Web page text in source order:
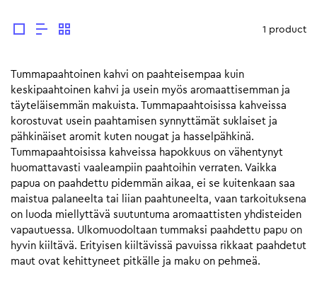
1 product
Tummapaahtoinen kahvi on paahteisempaa kuin
keskipaahtoinen kahvi ja usein myös aromaattisemman ja
täyteläisemmän makuista. Tummapaahtoisissa kahveissa
korostuvat usein paahtamisen synnyttämät suklaiset ja
pähkinäiset aromit kuten nougat ja hasselpähkinä.
Tummapaahtoisissa kahveissa hapokkuus on vähentynyt
huomattavasti vaaleampiin paahtoihin verraten. Vaikka
papua on paahdettu pidemmän aikaa, ei se kuitenkaan saa
maistua palaneelta tai liian paahtuneelta, vaan tarkoituksena
on luoda miellyttävä suutuntuma aromaattisten yhdisteiden
vapautuessa. Ulkomuodoltaan tummaksi paahdettu papu on
hyvin kiiltävä. Erityisen kiiltävissä pavuissa rikkaat paahdetut
maut ovat kehittyneet pitkälle ja maku on pehmeä.